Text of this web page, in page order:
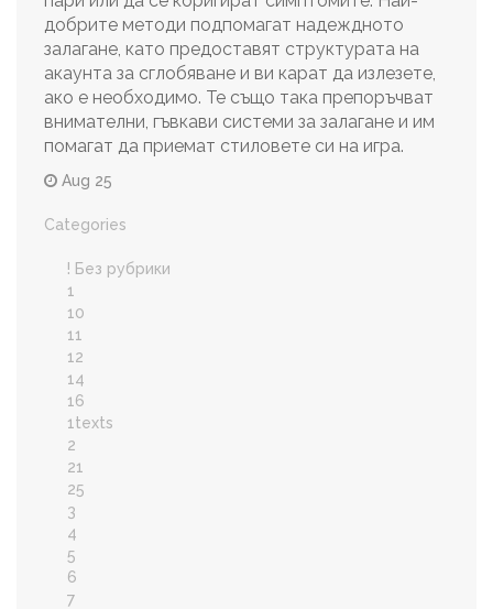
добрите методи подпомагат надеждното
залагане, като предоставят структурата на
акаунта за сглобяване и ви карат да излезете,
ако е необходимо. Те също така препоръчват
внимателни, гъвкави системи за залагане и им
помагат да приемат стиловете си на игра.
Aug 25
Categories
! Без рубрики
1
10
11
12
14
16
1texts
2
21
25
3
4
5
6
7